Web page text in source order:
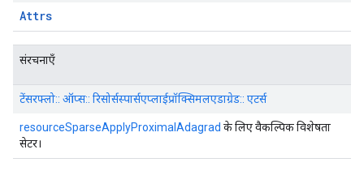
Attrs
संरचनाएँ
टेंसरफ्लो:: ऑप्स:: रिसोर्सस्पार्सएप्लाईप्रॉक्सिमलएडाग्रेड:: एटर्स
resourceSparseApplyProximalAdagrad के लिए वैकल्पिक विशेषता
सेटर।